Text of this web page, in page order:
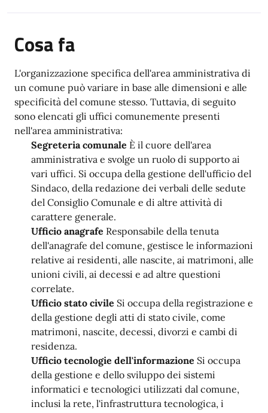
Cosa fa
L'organizzazione specifica dell'area amministrativa di
un comune può variare in base alle dimensioni e alle
specificità del comune stesso. Tuttavia, di seguito
sono elencati gli uffici comunemente presenti
nell'area amministrativa:
Segreteria comunale È il cuore dell'area
amministrativa e svolge un ruolo di supporto ai
vari uffici. Si occupa della gestione dell'ufficio del
Sindaco, della redazione dei verbali delle sedute
del Consiglio Comunale e di altre attività di
carattere generale.
Ufficio anagrafe Responsabile della tenuta
dell'anagrafe del comune, gestisce le informazioni
relative ai residenti, alle nascite, ai matrimoni, alle
unioni civili, ai decessi e ad altre questioni
correlate.
Ufficio stato civile Si occupa della registrazione e
della gestione degli atti di stato civile, come
matrimoni, nascite, decessi, divorzi e cambi di
residenza.
Ufficio tecnologie dell'informazione Si occupa
della gestione e dello sviluppo dei sistemi
informatici e tecnologici utilizzati dal comune,
inclusi la rete, l'infrastruttura tecnologica, i